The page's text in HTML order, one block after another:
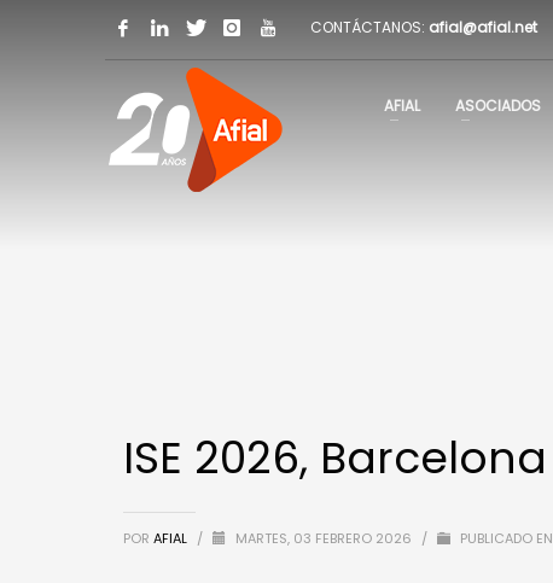
CONTÁCTANOS: afial@afial.net
AFIAL ASOCIADOS
ISE 2026, Barcelona
POR AFIAL / MARTES, 03 FEBRERO 2026 / PUBLICADO EN